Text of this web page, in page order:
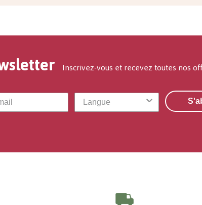
Inscrivez-vous et recevez toutes nos